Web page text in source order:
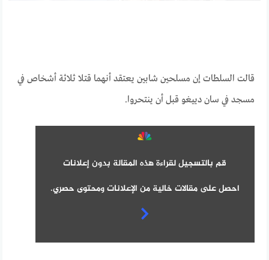
قالت السلطات إن مسلحين شابين يعتقد أنهما قتلا ثلاثة أشخاص في
مسجد في سان دييغو قبل أن ينتحروا.
قم بالتسجيل لقراءة هذه المقالة بدون إعلانات
احصل على مقالات خالية من الإعلانات ومحتوى حصري.